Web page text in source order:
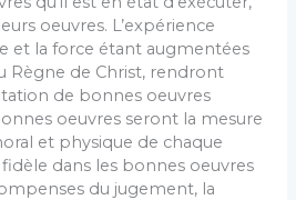
oeuvres. L’expérience
et la force étant augmentées
Règne de Christ, rendront
de bonnes oeuvres
oeuvres seront la mesure
et physique de chaque
fidèle dans les bonnes oeuvres
du jugement, la